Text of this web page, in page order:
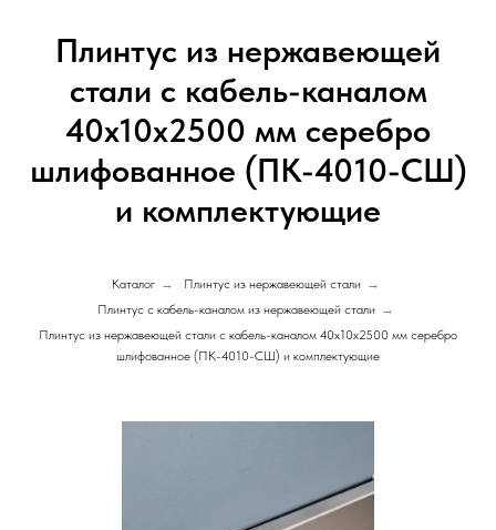
Плинтус из нержавеющей
стали с кабель-каналом
40х10х2500 мм серебро
шлифованное (ПК-4010-СШ)
и комплектующие
Каталог → Плинтус из нержавеющей стали →
Плинтус с кабель-каналом из нержавеющей стали →
Плинтус из нержавеющей стали с кабель-каналом 40х10х2500 мм серебро
шлифованное (ПК-4010-СШ) и комплектующие